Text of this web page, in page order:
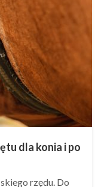
dla konia i po
rzędu. Do